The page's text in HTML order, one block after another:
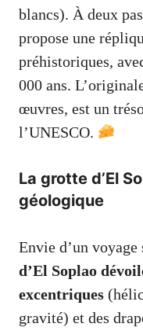
blancs). À deux
propose une
préhistoriques,
000 ans.
œuvres, est un
l’UNESCO.
La grotte d’El
géologique
Envie d’un voyage
d’El Soplao
excentriques
gravité) et des